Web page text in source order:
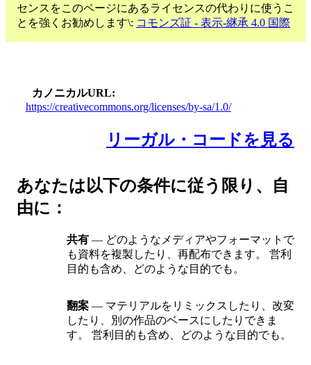
センスをこのページにあるライセンスの代わりに使うこ
とを強くお勧めします\: コモンズ証 - 表示-継承 4.0 国際
カノニカルURL
https://creativecommons.org/licenses/by-sa/1.0/
リーガル・コードを見る
あなたは以下の条件に従う限り、自
由に：
共有 — どのようなメディアやフォーマットで
も資料を複製したり、再配布できます。 営利
目的も含め、どのような目的でも。
翻案 — マテリアルをリミックスしたり、改変
したり、別の作品のベースにしたりできま
す。 営利目的も含め、どのような目的でも。